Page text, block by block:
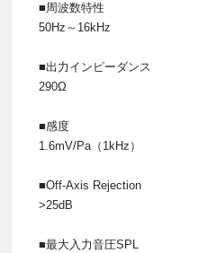
■周波数特性
50Hz～16kHz
■出力インピーダンス
290Ω
■感度
1.6mV/Pa（1kHz）
■Off-Axis Rejection
>25dB
■最大入力音圧SPL